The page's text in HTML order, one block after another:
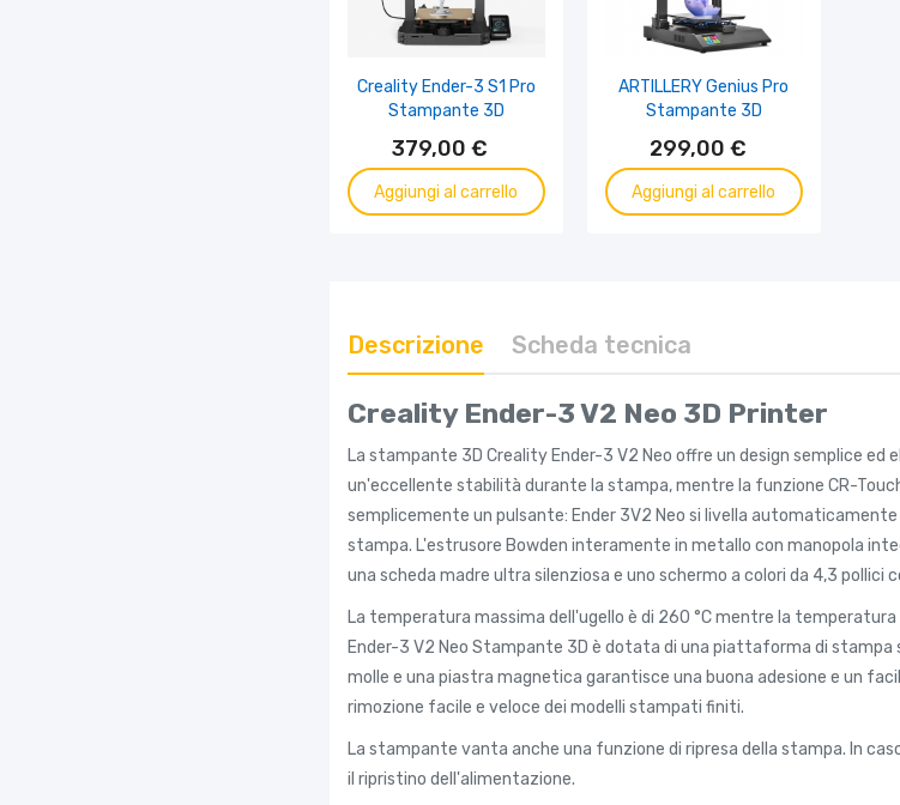
Creality Ender-3 S1 Pro
Stampante 3D
379,00 €
Aggiungi al carrello
ARTILLERY Genius Pro
Stampante 3D
299,00 €
Aggiungi al carrello
Descrizione Scheda tecnica
Creality Ender-3 V2 Neo 3D Printer
La stampante 3D Creality Ender-3 V2 Neo offre un design semplice
un'eccellente stabilità durante la stampa, mentre la funzione CR-
semplicemente un pulsante: Ender 3V2 Neo si livella
stampa. L'estrusore Bowden interamente in metallo con manopola
una scheda madre ultra silenziosa e uno schermo a colori da 4,3
La temperatura massima dell'ugello è di 260 °C mentre la
Ender-3 V2 Neo Stampante 3D è dotata di una piattaforma di
molle e una piastra magnetica garantisce una buona adesione e un
rimozione facile e veloce dei modelli stampati finiti.
La stampante vanta anche una funzione di ripresa della stampa. In
il ripristino dell'alimentazione.